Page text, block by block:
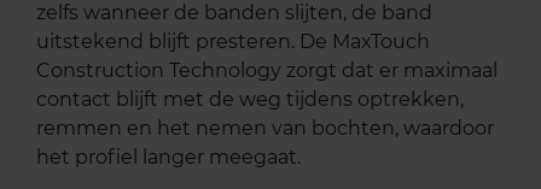
zelfs wanneer de banden slijten, de band
uitstekend blijft presteren. De MaxTouch
Construction Technology zorgt dat er maximaal
contact blijft met de weg tijdens optrekken,
remmen en het nemen van bochten, waardoor
het profiel langer meegaat.